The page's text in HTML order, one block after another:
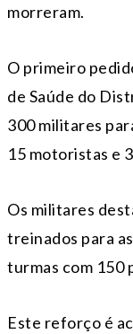
morreram.
O primeiro
de Saúde do
300 militares
15 motoristas e
Os militares
treinados para
turmas com 150
Este reforço é